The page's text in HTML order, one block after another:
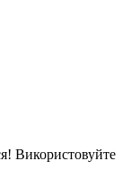
Використовуйте